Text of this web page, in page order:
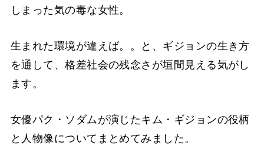
しまった気の毒な女性。
生まれた環境が違えば。。と、ギジョンの生き方
を通して、格差社会の残念さが垣間見える気がし
ます。
女優パク・ソダムが演じたキム・ギジョンの役柄
と人物像についてまとめてみました。